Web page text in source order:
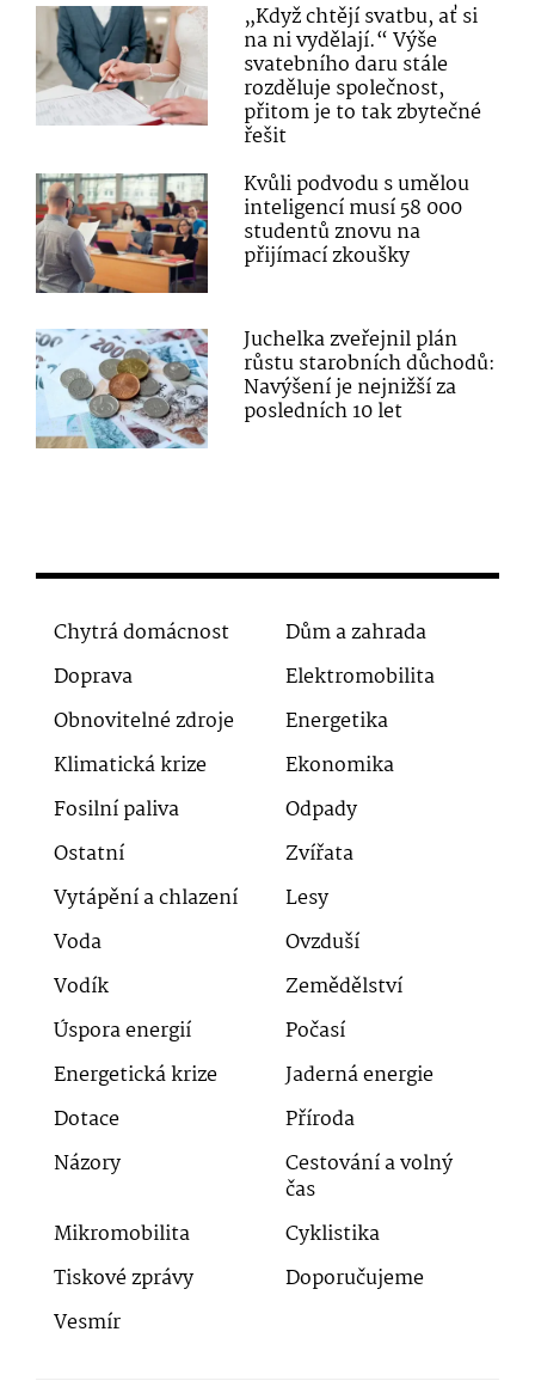
„Když chtějí svatbu, ať si
na ni vydělají.“ Výše
svatebního daru stále
rozděluje společnost,
přitom je to tak zbytečné
řešit
Kvůli podvodu s umělou
inteligencí musí 58 000
studentů znovu na
přijímací zkoušky
Juchelka zveřejnil plán
růstu starobních důchodů:
Navýšení je nejnižší za
posledních 10 let
Chytrá domácnost
Dům a zahrada
Doprava
Elektromobilita
Obnovitelné zdroje
Energetika
Klimatická krize
Ekonomika
Fosilní paliva
Odpady
Ostatní
Zvířata
Vytápění a chlazení
Lesy
Voda
Ovzduší
Vodík
Zemědělství
Úspora energií
Počasí
Energetická krize
Jaderná energie
Dotace
Příroda
Názory
Cestování a volný
čas
Mikromobilita
Cyklistika
Tiskové zprávy
Doporučujeme
Vesmír